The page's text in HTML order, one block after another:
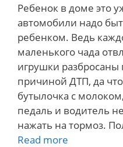
Ребенок в доме это
автомобили надо
ребенком. Ведь
маленького чада
игрушки разбросаны
причиной ДТП, да
бутылочка с
педаль и водитель
нажать на тормоз.
Read more